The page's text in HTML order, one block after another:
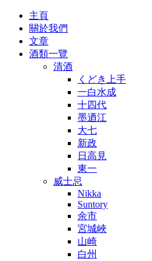
主頁
關於我們
文章
酒類一覽
清酒
くどき上手
一白水成
十四代
墨迺江
大七
新政
日高見
東一
威士忌
Nikka
Suntory
余市
宮城峽
山崎
白州